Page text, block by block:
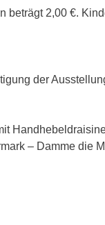
beträgt 2,00 €.
der
– Damme die